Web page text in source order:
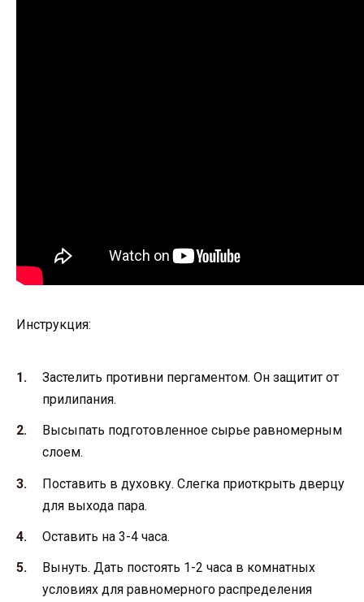
Инструкция:
Застелить противни пергаментом. Он защитит от
прилипания.
Высыпать подготовленное сырье равномерным
слоем.
Поставить в духовку. Слегка приоткрыть дверцу
для выхода пара.
Оставить на 3-4 часа.
Вынуть. Дать постоять 1-2 часа в комнатных
условиях для равномерного распределения